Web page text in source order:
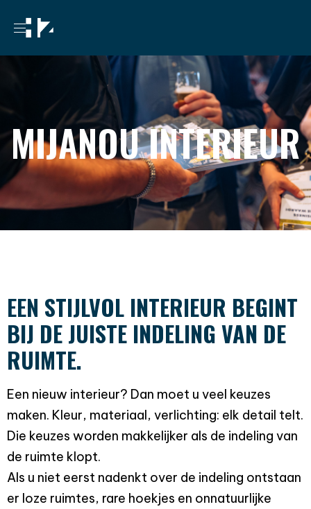
MIJANOU INTERIEUR
EEN STIJLVOL INTERIEUR BEGINT
BIJ DE JUISTE INDELING VAN DE
RUIMTE.
Een nieuw interieur? Dan moet u veel keuzes
maken. Kleur, materiaal, verlichting: elk detail telt.
Die keuzes worden makkelijker als de indeling van
de ruimte klopt.
Als u niet eerst nadenkt over de indeling ontstaan
er loze ruimtes, rare hoekjes en onnatuurlijke